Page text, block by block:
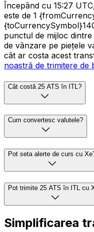
Începând cu 15:27
este de 1
punctul de mijloc
de vânzare pe piețele
cât ar costa acest
noastră de trimitere de
Cât costă 25 ATS în ITL?
Cum convertesc valutele?
Pot seta alerte de curs cu
Pot trimite 25 ATS în ITL cu
Simplificarea